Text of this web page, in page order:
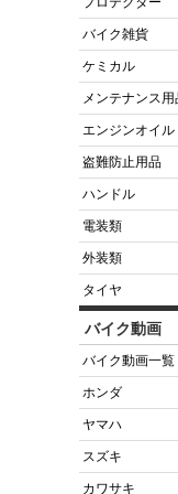
バイク雑貨
ケミカル
メンテナンス用
エンジンオイル
盗難防止用品
ハンドル
電装類
外装類
タイヤ
バイク動画
バイク動画一覧
ホンダ
ヤマハ
スズキ
カワサキ